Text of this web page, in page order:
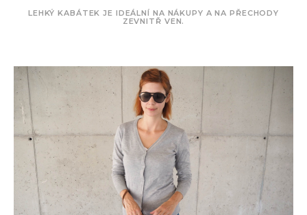
LEHKÝ KABÁTEK JE IDEÁLNÍ NA NÁKUPY A NA PŘECHODY
ZEVNITŘ VEN.